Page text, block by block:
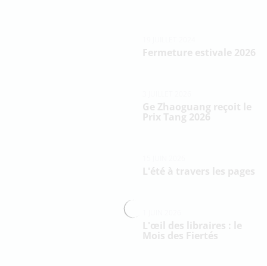
Fermeture estivale 2026
Ge Zhaoguang reçoit le
Prix Tang 2026
L'été à travers les pages
L'œil des libraires : le
Mois des Fiertés